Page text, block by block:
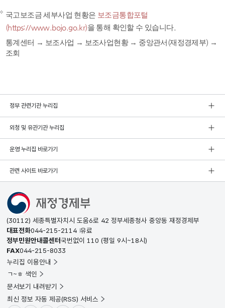
국고보조금 세부사업 현황은 보조금통합포털
(https://www.bojo.go.kr)을 통해 확인할 수 있습니다.
통계센터 → 보조사업 → 보조사업현황 → 중앙관서(재정경제부) →
조회
정부 관련기관 누리집
외청 및 유관기관 누리집
운영 누리집 바로가기
관련 사이트 바로가기
(30112) 세종특별자치시 도움6로 42 정부세종청사 중앙동 재정경제부
대표전화044-215-2114 유료
정부민원안내콜센터국번없이 110 (평일 9시~18시)
FAX044-215-8033
누리집 이용안내
ㄱ~ㅎ 색인
문서보기 내려받기
최신 정보 자동 제공(RSS) 서비스